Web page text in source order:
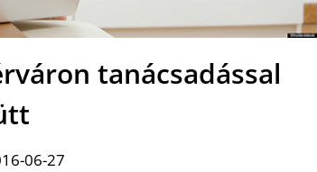
tanácsadással
06-27